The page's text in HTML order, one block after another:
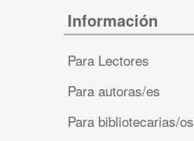
Información
Para Lectores
Para autoras/es
Para bibliotecarias/os